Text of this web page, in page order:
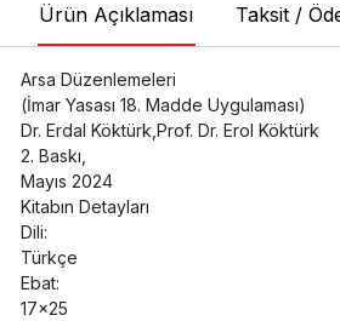
Ürün Açıklaması Taksit /
Arsa Düzenlemeleri
(İmar Yasası 18. Madde Uygulaması)
Dr. Erdal Köktürk,Prof. Dr. Erol Köktürk
2. Baskı,
Mayıs 2024
Kitabın Detayları
Dili:
Türkçe
Ebat:
17x25